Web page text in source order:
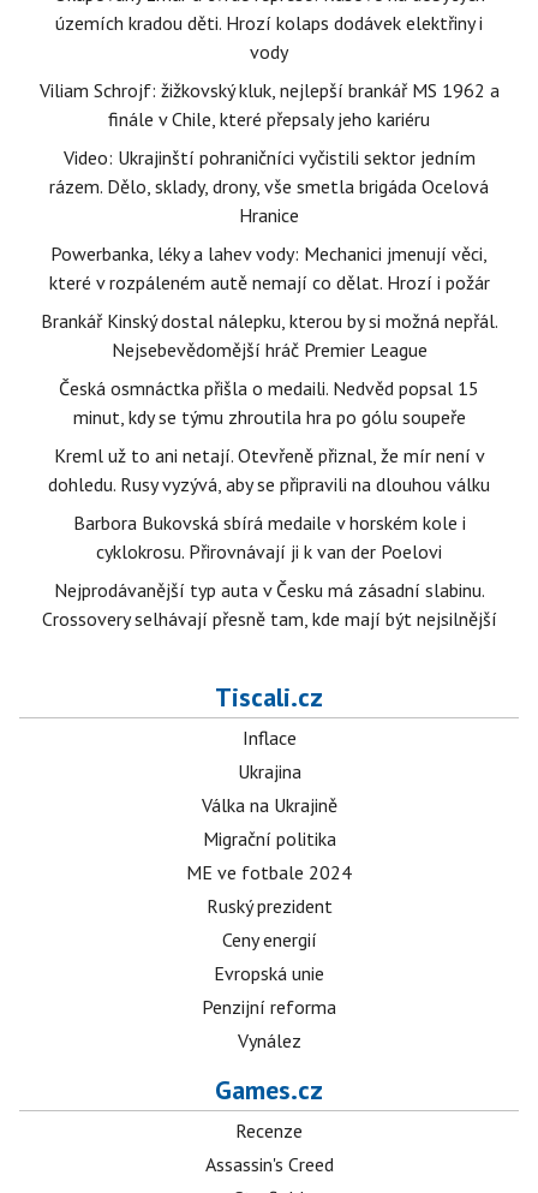
územích kradou děti. Hrozí kolaps dodávek elektřiny i
vody
Viliam Schrojf: žižkovský kluk, nejlepší brankář MS 1962 a
finále v Chile, které přepsaly jeho kariéru
Video: Ukrajinští pohraničníci vyčistili sektor jedním
rázem. Dělo, sklady, drony, vše smetla brigáda Ocelová
Hranice
Powerbanka, léky a lahev vody: Mechanici jmenují věci,
které v rozpáleném autě nemají co dělat. Hrozí i požár
Brankář Kinský dostal nálepku, kterou by si možná nepřál.
Nejsebevědomější hráč Premier League
Česká osmnáctka přišla o medaili. Nedvěd popsal 15
minut, kdy se týmu zhroutila hra po gólu soupeře
Kreml už to ani netají. Otevřeně přiznal, že mír není v
dohledu. Rusy vyzývá, aby se připravili na dlouhou válku
Barbora Bukovská sbírá medaile v horském kole i
cyklokrosu. Přirovnávají ji k van der Poelovi
Nejprodávanější typ auta v Česku má zásadní slabinu.
Crossovery selhávají přesně tam, kde mají být nejsilnější
Tiscali.cz
Inflace
Ukrajina
Válka na Ukrajině
Migrační politika
ME ve fotbale 2024
Ruský prezident
Ceny energií
Evropská unie
Penzijní reforma
Vynález
Games.cz
Recenze
Assassin's Creed